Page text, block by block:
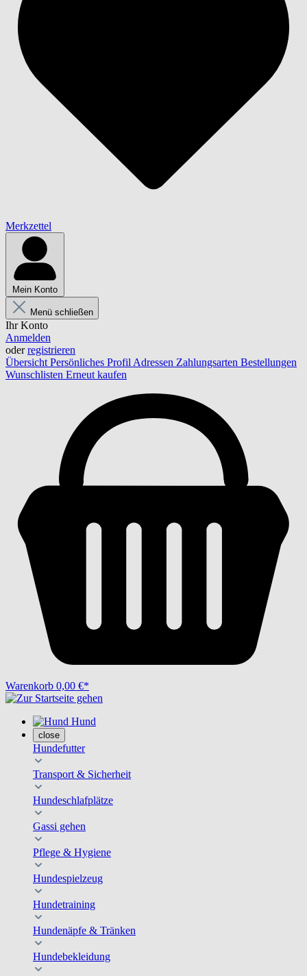
Merkzettel
Mein Konto
Menü schließen
Ihr Konto
Anmelden
oderregistrieren
Übersicht Persönliches Profil Adressen Zahlungsarten Bestellungen
Wunschlisten Erneut kaufen
Warenkorb 0,00 €*
Hund
close
Hundefutter
Transport & Sicherheit
Hundeschlafplätze
Gassi gehen
Pflege & Hygiene
Hundespielzeug
Hundetraining
Hundenäpfe & Tränken
Hundebekleidung